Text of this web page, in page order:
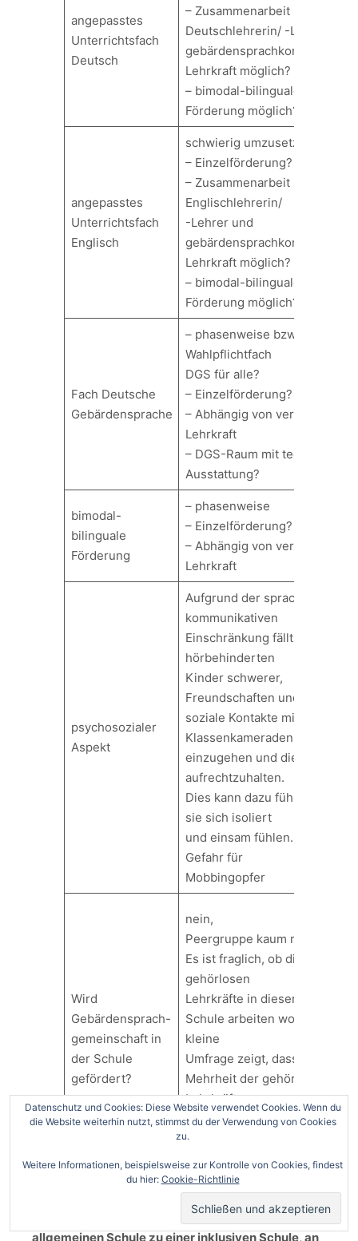
angepasstes
Unterrichtsfach
Deutsch
– Zusammenarbeit mit
Deutschlehrerin/ -Lehrer und
gebärdensprachkompetenter
Lehrkraft möglich?
– bimodal-bilinguale
Förderung möglich?
angepasstes
Unterrichtsfach
Englisch
schwierig umzusetzen:
– Einzelförderung?
– Zusammenarbeit mit
Englischlehrerin/
-Lehrer und
gebärdensprachkompetenter
Lehrkraft möglich?
– bimodal-bilinguale
Förderung möglich?
Fach Deutsche
Gebärdensprache
– phasenweise bzw.
Wahlpflichtfach
DGS für alle?
– Einzelförderung?
– Abhängig von verfügbarer
Lehrkraft
– DGS-Raum mit technischer
Ausstattung?
bimodal-
bilinguale
Förderung
– phasenweise
– Einzelförderung?
– Abhängig von verfügbarer
Lehrkraft
psychosozialer
Aspekt
Aufgrund der sprachlich-
kommunikativen
Einschränkung fällt es
hörbehinderten
Kinder schwerer,
Freundschaften und
soziale Kontakte mit ihren
Klassenkameraden
einzugehen und diese
aufrechtzuhalten.
Dies kann dazu führen, dass
sie sich isoliert
und einsam fühlen. Erhöhte
Gefahr für
Mobbingopfer
Wird
Gebärdensprach-
gemeinschaft in
der Schule
gefördert?
nein,
Peergruppe kaum möglich
Es ist fraglich, ob die
gehörlosen
Lehrkräfte in dieser inklusiven
Schule arbeiten wollen. Die
kleine
Umfrage zeigt, dass die große
Mehrheit der gehörlosen
Lehrkräfte
nicht in dieser inklusiven
Schule
arbeiten will.
Das Gesamtkonzept der Umstrukturierung der
allgemeinen Schule zu einer inklusiven Schule, an
Datenschutz und Cookies: Diese Website verwendet Cookies. Wenn du
die Website weiterhin nutzt, stimmst du der Verwendung von Cookies
zu.
Weitere Informationen, beispielsweise zur Kontrolle von Cookies, findest
du hier: Cookie-Richtlinie